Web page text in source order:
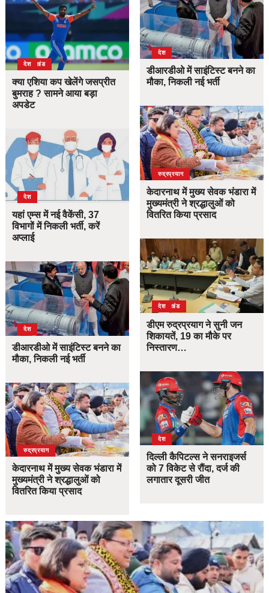
उत्तराखंड
देश
क्या एशिया कप खेलेंगे जसप्रीत
बुमराह ? सामने आया बड़ा
अपडेट
देश
यहां एम्स में नई वैकेंसी, 37
विभागों में निकली भर्ती, करें
अप्लाई
देश
डीआरडीओ में साइंटिस्ट बनने का
मौका, निकली नई भर्ती
उत्तराखंड
देश
रुद्रप्रयाग
केदारनाथ में मुख्य सेवक भंडारा में
मुख्यमंत्री ने श्रद्धालुओं को
वितरित किया प्रसाद
देश
डीआरडीओ में साइंटिस्ट बनने का
मौका, निकली नई भर्ती
उत्तराखंड
देश
रुद्रप्रयाग
केदारनाथ में मुख्य सेवक भंडारा में
मुख्यमंत्री ने श्रद्धालुओं को
वितरित किया प्रसाद
उत्तराखंड
देश
डीएम रुद्रप्रयाग ने सुनी जन
शिकायतें, 19 का मौके पर
निस्तारण…
देश
दिल्ली कैपिटल्स ने सनराइजर्स
को 7 विकेट से रौंदा, दर्ज की
लगातार दूसरी जीत